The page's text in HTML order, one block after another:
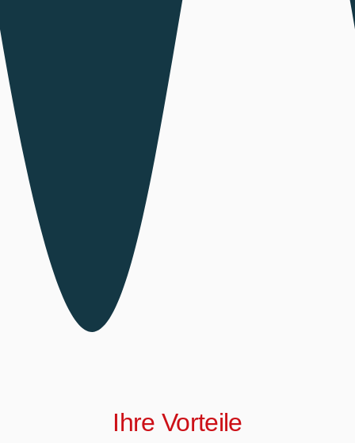
Ihre Vorteile